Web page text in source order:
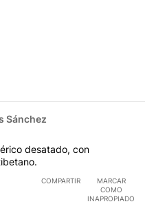
Sánchez
desatado, con
COMPARTIR
MARCAR
COMO
INAPROPIADO